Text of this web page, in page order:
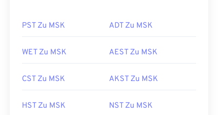
PST Zu MSK ADT Zu MSK
WET Zu MSK AEST Zu MSK
CST Zu MSK AKST Zu MSK
HST Zu MSK NST Zu MSK